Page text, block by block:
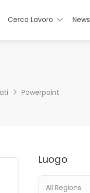
Cerca Lavoro News
Powerpoint
Luogo
All Regions